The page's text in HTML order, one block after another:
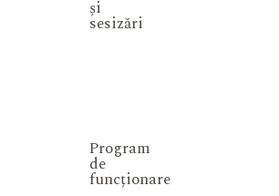
și
sesizări
Program
de
funcționare